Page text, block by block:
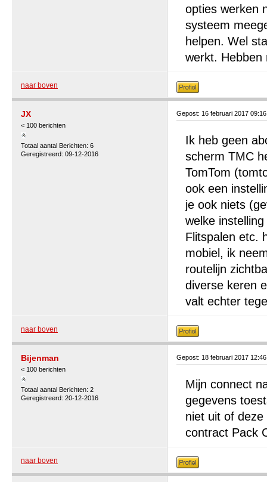
opties werken
systeem
helpen. Wel
werkt. Hebben
naar boven
JX
< 100 berichten
Totaal aantal Berichten: 6
Geregistreerd: 09-12-2016
Gepost: 16 februari 2017
Ik heb geen
scherm TMC
TomTom
ook een
je ook niets
welke
Flitspalen etc.
mobiel, ik
routelijn
diverse keren
valt echter
naar boven
Bijenman
< 100 berichten
Totaal aantal Berichten: 2
Geregistreerd: 20-12-2016
Gepost: 18 februari 2017
Mijn connect
gegevens
niet uit of
contract Pack
naar boven